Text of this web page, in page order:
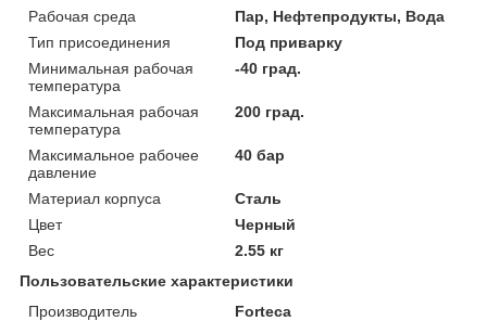
Рабочая среда
Пар, Нефтепродукты, Вода
Тип присоединения
Под приварку
Минимальная рабочая
температура
-40 град.
Максимальная рабочая
температура
200 град.
Максимальное рабочее
давление
40 бар
Материал корпуса
Сталь
Цвет
Черный
Вес
2.55 кг
Пользовательские характеристики
Производитель
Forteca